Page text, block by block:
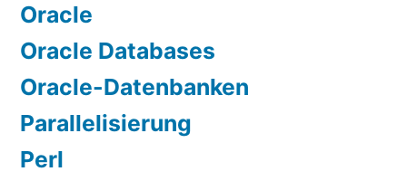
Oracle
Oracle Databases
Oracle-Datenbanken
Parallelisierung
Perl